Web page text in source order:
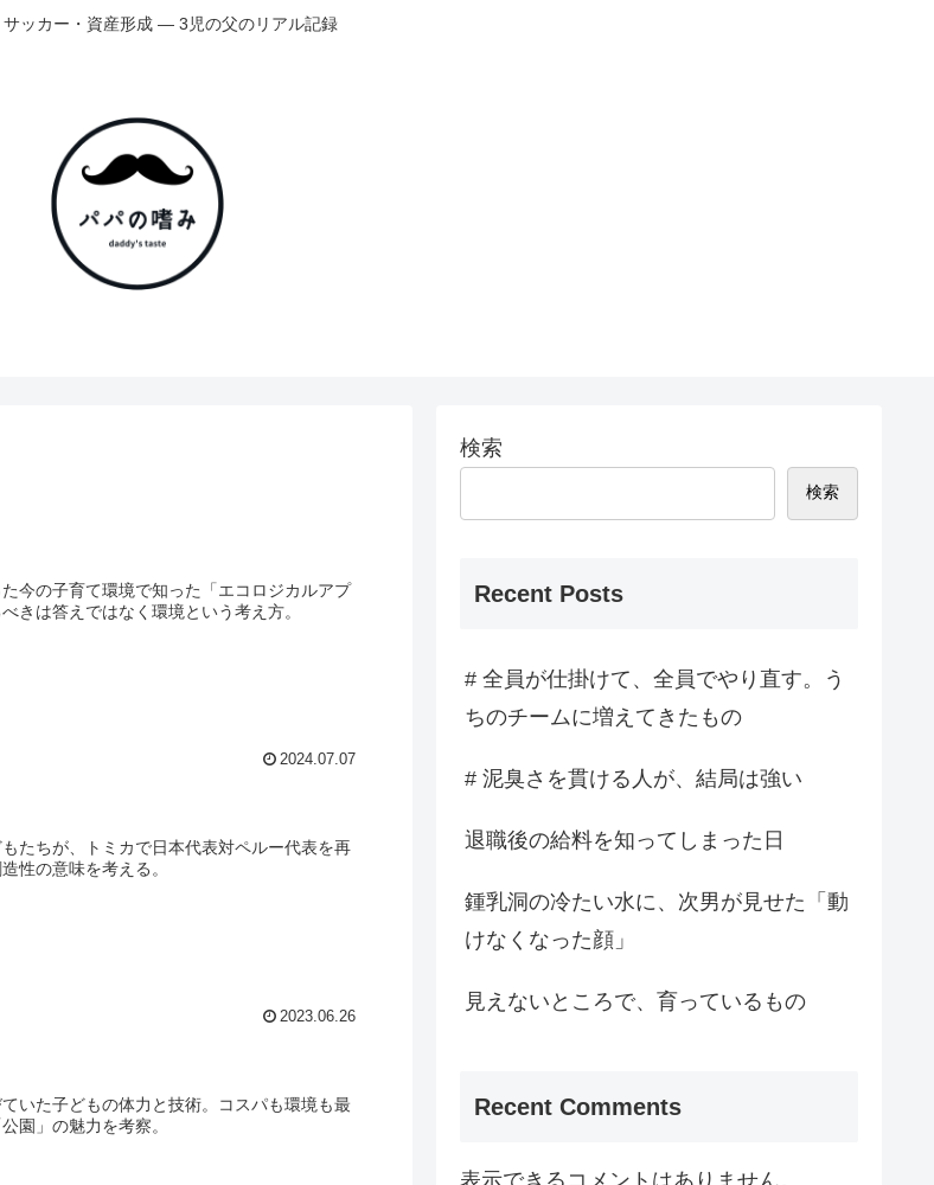
サッカー・資産形成 ― 3児の父のリアル記録
今の子育て環境で知った「エコロジカルアプ
きは答えではなく環境という考え方。
2024.07.07
たちが、トミカで日本代表対ペルー代表を再
性の意味を考える。
2023.06.26
いた子どもの体力と技術。コスパも環境も最
園」の魅力を考察。
検索
検索
Recent Posts
# 全員が仕掛けて、全員でやり直す。う
ちのチームに増えてきたもの
# 泥臭さを貫ける人が、結局は強い
退職後の給料を知ってしまった日
鍾乳洞の冷たい水に、次男が見せた「動
けなくなった顔」
見えないところで、育っているもの
Recent Comments
表示できるコメントはありません。